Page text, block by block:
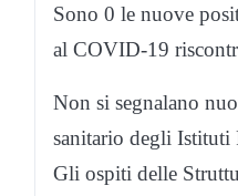
Sono 0 le nuove
al COVID-19
Non si segnalano
sanitario degli Istituti
Gli ospiti delle